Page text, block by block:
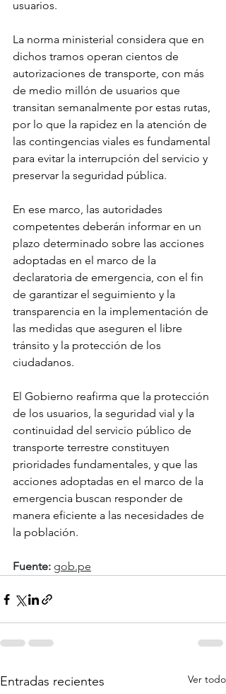
usuarios.
La norma ministerial considera que en
dichos tramos operan cientos de
autorizaciones de transporte, con más
de medio millón de usuarios que
transitan semanalmente por estas rutas,
por lo que la rapidez en la atención de
las contingencias viales es fundamental
para evitar la interrupción del servicio y
preservar la seguridad pública.
En ese marco, las autoridades
competentes deberán informar en un
plazo determinado sobre las acciones
adoptadas en el marco de la
declaratoria de emergencia, con el fin
de garantizar el seguimiento y la
transparencia en la implementación de
las medidas que aseguren el libre
tránsito y la protección de los
ciudadanos.
El Gobierno reafirma que la protección
de los usuarios, la seguridad vial y la
continuidad del servicio público de
transporte terrestre constituyen
prioridades fundamentales, y que las
acciones adoptadas en el marco de la
emergencia buscan responder de
manera eficiente a las necesidades de
la población.
Fuente: gob.pe
Entradas recientes Ver todo